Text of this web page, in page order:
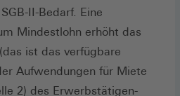
II-Bedarf. Eine
Mindestlohn erhöht das
ist das verfügbare
Aufwendungen für Miete
2) des Erwerbstätigen-